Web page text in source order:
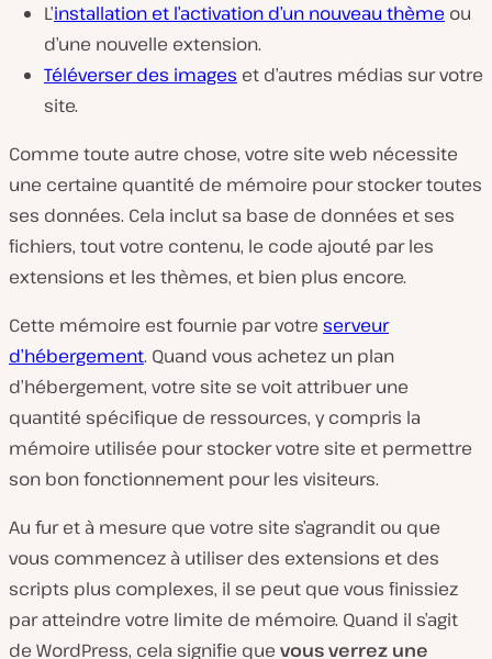
L’installation et l’activation d’un nouveau thème ou
d’une nouvelle extension.
Téléverser des images et d’autres médias sur votre
site.
Comme toute autre chose, votre site web nécessite
une certaine quantité de mémoire pour stocker toutes
ses données. Cela inclut sa base de données et ses
fichiers, tout votre contenu, le code ajouté par les
extensions et les thèmes, et bien plus encore.
Cette mémoire est fournie par votre serveur
d’hébergement. Quand vous achetez un plan
d’hébergement, votre site se voit attribuer une
quantité spécifique de ressources, y compris la
mémoire utilisée pour stocker votre site et permettre
son bon fonctionnement pour les visiteurs.
Au fur et à mesure que votre site s’agrandit ou que
vous commencez à utiliser des extensions et des
scripts plus complexes, il se peut que vous finissiez
par atteindre votre limite de mémoire. Quand il s’agit
de WordPress, cela signifie que vous verrez une